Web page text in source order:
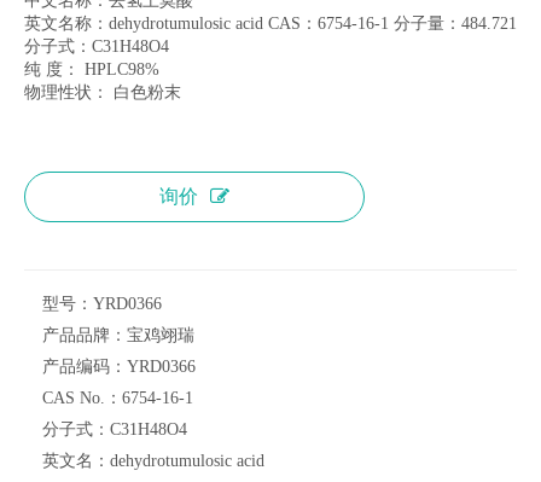
英文名称：dehydrotumulosic acid CAS：6754-16-1 分子量：484.721
分子式：C31H48O4
纯 度： HPLC98%
物理性状： 白色粉末
询价
型号： YRD0366
产品品牌： 宝鸡翊瑞
产品编码： YRD0366
CAS No.： 6754-16-1
分子式： C31H48O4
英文名： dehydrotumulosic acid